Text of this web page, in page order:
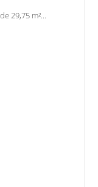
29,75 m²...